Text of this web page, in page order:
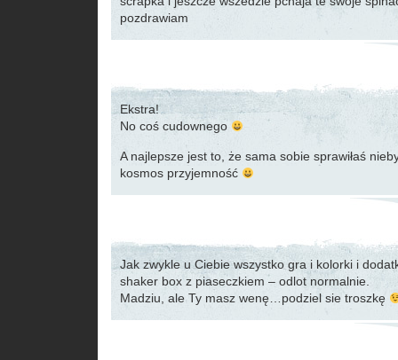
pozdrawiam
Ekstra!
No coś cudownego
A najlepsze jest to, że sama sobie sprawiłaś
kosmos przyjemność
Jak zwykle u Ciebie wszystko gra i kolorki i
shaker box z piaseczkiem – odlot normalnie.
Madziu, ale Ty masz wenę…podziel sie troszkę